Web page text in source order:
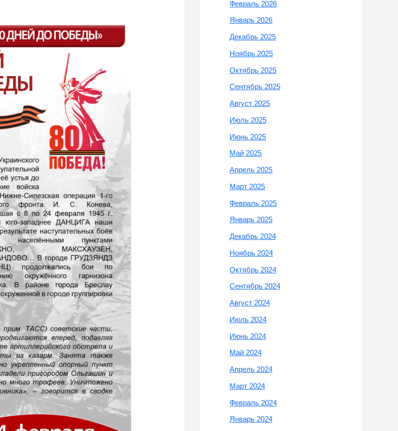
Февраль 2026
Январь 2026
Декабрь 2025
Ноябрь 2025
Октябрь 2025
Сентябрь 2025
Август 2025
Июль 2025
Июнь 2025
Май 2025
Апрель 2025
Март 2025
Февраль 2025
Январь 2025
Декабрь 2024
Ноябрь 2024
Октябрь 2024
Сентябрь 2024
Август 2024
Июль 2024
Июнь 2024
Май 2024
Апрель 2024
Март 2024
Февраль 2024
Январь 2024